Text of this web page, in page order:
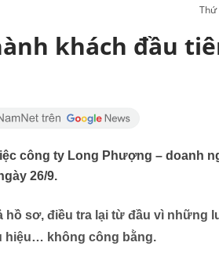
khách đầu
công ty Long Phượng – doanh
26/9.
hồ sơ, điều tra lại từ đầu vì những
hiệu… không công bằng.